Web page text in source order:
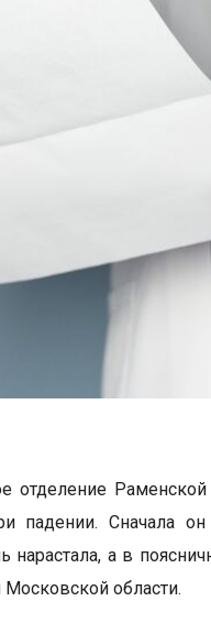
отделение
Сначала
нарастала, а в
области.